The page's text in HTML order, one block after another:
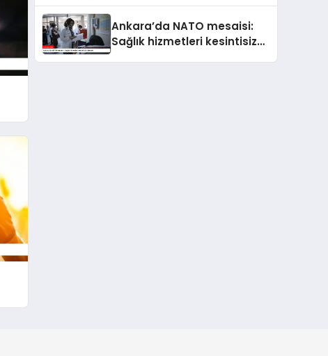
Ankara’da NATO mesaisi:
Sağlık hizmetleri kesintisiz